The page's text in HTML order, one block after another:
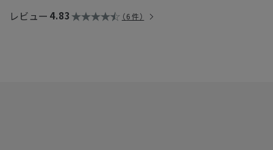
→本製品には、 フレグランスディフューザー スティック10本
レビュー 4.83 6件